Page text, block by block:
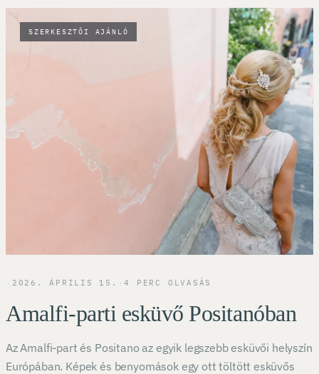
SZERKESZTŐI AJÁNLÓ
· 2026. ÁPRILIS 15. ·4 PERC OLVASÁS
Amalfi-parti esküvő Positanóban
Az Amalfi-part és Positano az egyik legszebb esküvői helyszín
Európában. Képek és benyomások egy ott töltött esküvős